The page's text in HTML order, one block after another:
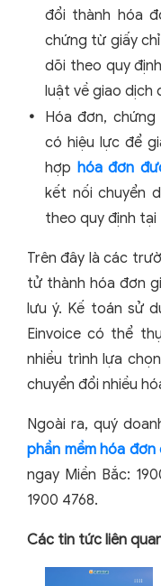
đổi thành hóa
chứng từ giấy
dõi theo quy
luật về giao dịch
Hóa đơn,
có hiệu lực để
hợp hóa đơn
kết nối chuyển
theo quy định tại
Trên đây là các
tử thành hóa đơn
lưu ý. Kế toán sử
Einvoice có thể
nhiều trình lựa
chuyển đổi nhiều
Ngoài ra, quý
phần mềm hóa
ngay Miền Bắc:
1900 4768.
Các tin tức liên